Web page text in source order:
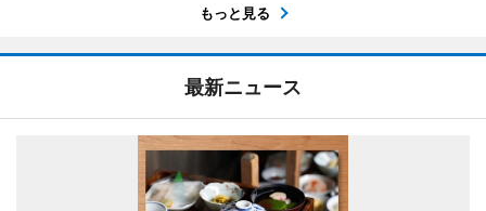
もっと見る
最新ニュース